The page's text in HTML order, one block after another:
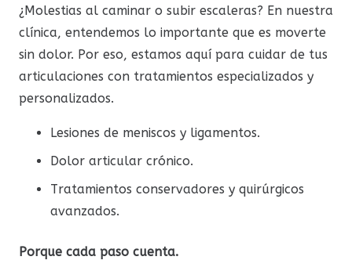
¿Molestias al caminar o subir escaleras? En nuestra
clínica, entendemos lo importante que es moverte
sin dolor. Por eso, estamos aquí para cuidar de tus
articulaciones con tratamientos especializados y
personalizados.
Lesiones de meniscos y ligamentos.
Dolor articular crónico.
Tratamientos conservadores y quirúrgicos
avanzados.
Porque cada paso cuenta.